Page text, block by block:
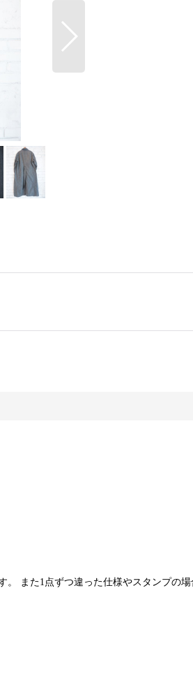
また1点ずつ違った仕様やスタンプの